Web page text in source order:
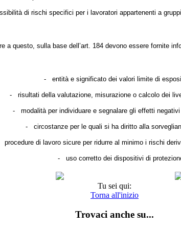
di rischi specifici per i lavoratori appartenenti a
a questo, sulla base dell’art. 184 devono essere fornite
- entità e significato dei valori limite di
- risultati della valutazione, misurazione o calcolo dei
- modalità per individuare e segnalare gli effetti negativi
- circostanze per le quali si ha diritto alla
procedure di lavoro sicure per ridurre al minimo i rischi
- uso corretto dei dispositivi di
Tu sei qui:
Torna all'inizio
Trovaci anche su...